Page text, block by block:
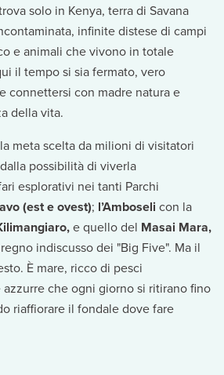
solo in Kenya, terra di Savana
infinite distese di campi
e animali che vivono in totale
il tempo si sia fermato, vero
connettersi con madre natura e
della vita.
meta scelta da milioni di visitatori
possibilità di viverla
esplorativi nei tanti Parchi
(est e ovest); l’Amboseli con la
e quello del Masai Mara,
indiscusso dei "Big Five". Ma il
È mare, ricco di pesci
che ogni giorno si ritirano fino
riaffiorare il fondale dove fare